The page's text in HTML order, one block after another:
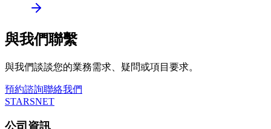
與我們聯繫
與我們談談您的業務需求、疑問或項目要求。
預約諮詢聯絡我們
STARSNET
公司資訊